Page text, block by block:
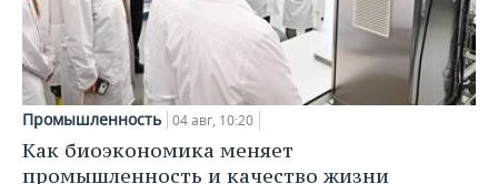
Промышленность 04 авг, 10:20
Как биоэкономика меняет
промышленность и качество жизни